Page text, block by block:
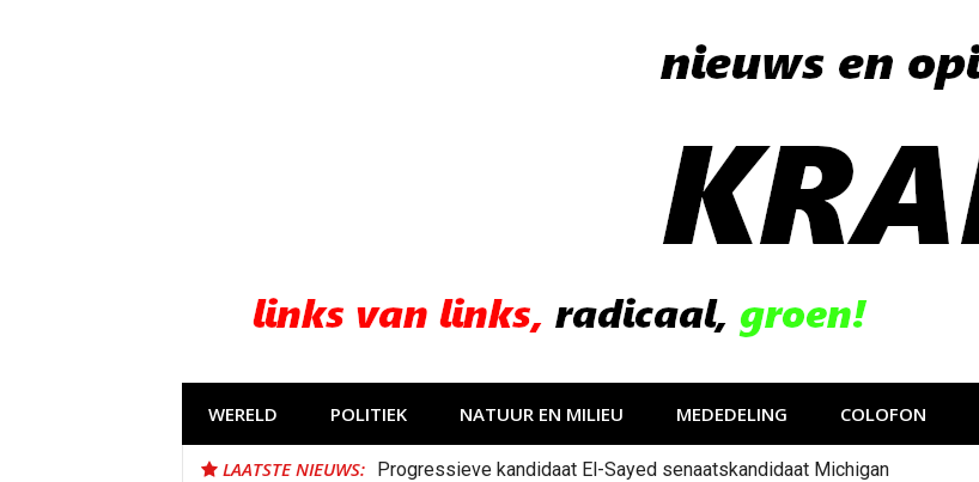
WERELD POLITIEK NATUUR EN MILIEU MEDEDELING COLOFON
LAATSTE NIEUWS: Progressieve kandidaat El-Sayed senaatskandidaat Michigan